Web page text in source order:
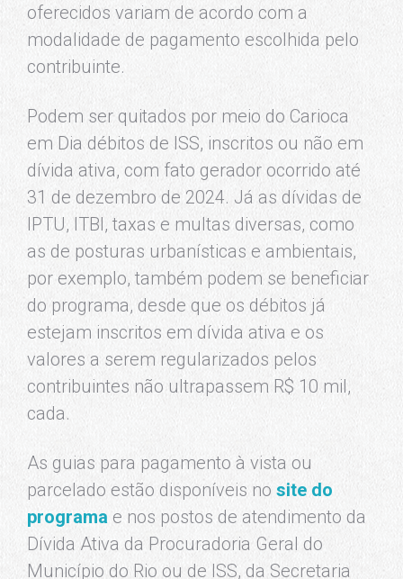
oferecidos variam de acordo com a
modalidade de pagamento escolhida pelo
contribuinte.
Podem ser quitados por meio do Carioca
em Dia débitos de ISS, inscritos ou não em
dívida ativa, com fato gerador ocorrido até
31 de dezembro de 2024. Já as dívidas de
IPTU, ITBI, taxas e multas diversas, como
as de posturas urbanísticas e ambientais,
por exemplo, também podem se beneficiar
do programa, desde que os débitos já
estejam inscritos em dívida ativa e os
valores a serem regularizados pelos
contribuintes não ultrapassem R$ 10 mil,
cada.
As guias para pagamento à vista ou
parcelado estão disponíveis no site do
programa e nos postos de atendimento da
Dívida Ativa da Procuradoria Geral do
Município do Rio ou de ISS, da Secretaria